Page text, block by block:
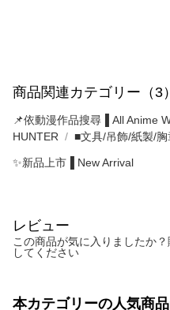
商品関連カテゴリー（3）
📌依動漫作品搜尋▐ All Anime
HUNTER
■文具/吊飾/紙製/
✨新品上市▐ New Arrival
レビュー
この商品が気に入りましたか
してください
本カテゴリーの人気商品